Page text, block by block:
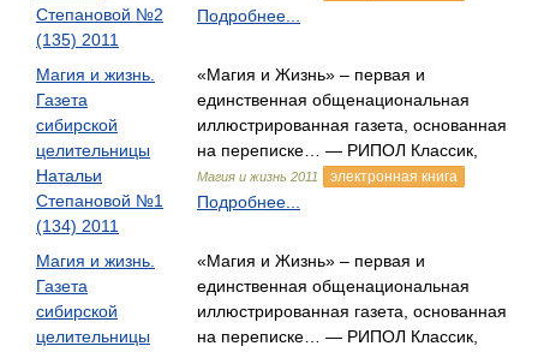
Степановой №2
(135) 2011
Подробнее...
Магия и жизнь.
Газета
сибирской
целительницы
Натальи
Степановой №1
(134) 2011
«Магия и Жизнь» – первая и
единственная общенациональная
иллюстрированная газета, основанная
на переписке… — РИПОЛ Классик,
Магия и жизнь 2011 электронная книга
Подробнее...
Магия и жизнь.
Газета
сибирской
целительницы
«Магия и Жизнь» – первая и
единственная общенациональная
иллюстрированная газета, основанная
на переписке… — РИПОЛ Классик,